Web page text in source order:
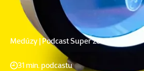
Medúzy | Podcast Super zoo
31 min. podcastu